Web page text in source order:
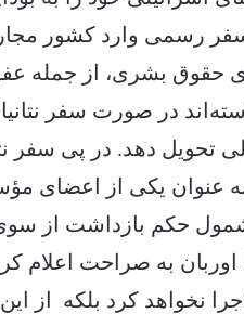
سفر رسمی وارد کشور
حقوق بشری، از جمله
در صورت سفر
تحویل دهد. در پی سفر
عنوان یکی از اعضای
حکم بازداشت از سوی
اوربان به صراحت اعلام
نخواهد کرد بلکه از